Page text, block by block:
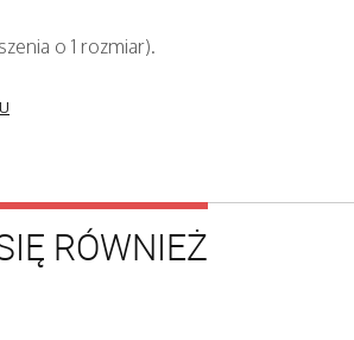
o 1 rozmiar).
RÓWNIEŻ